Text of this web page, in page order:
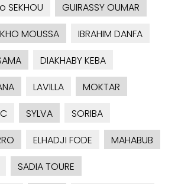
GUIRASSY OUMAR
MOUSSA
IBRAHIM DANFA
DIAKHABY KEBA
LAVILLA
MOKTAR
SYLVA
SORIBA
ELHADJI FODE
MAHABUB
SADIA TOURE